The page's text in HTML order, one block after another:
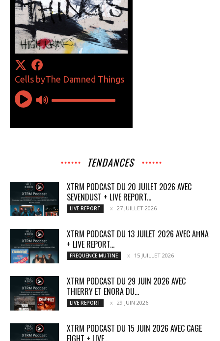
TENDANCES
XTRM PODCAST DU 20 JUILET 2026 AVEC
SEVENDUST + LIVE REPORT...
LIVE REPORT 27 JUILLET 2026
XTRM PODCAST DU 13 JUILET 2026 AVEC AĦNA
+ LIVE REPORT...
FREQUENCE MUTINE 15 JUILLET 2026
XTRM PODCAST DU 29 JUIN 2026 AVEC
THIERRY ET ENORA DU...
LIVE REPORT 29 JUIN 2026
XTRM PODCAST DU 15 JUIN 2026 AVEC CAGE